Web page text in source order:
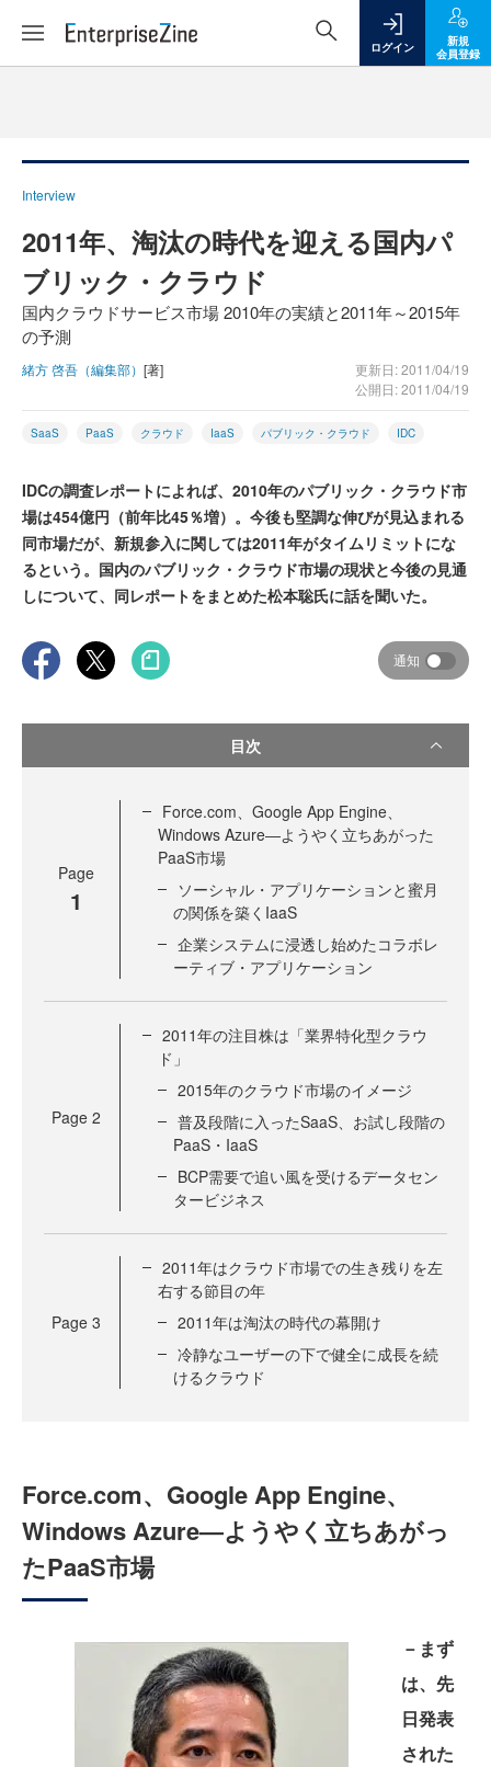
ログイン
新規
会員登録
Interview
2011年、淘汰の時代を迎える国内パ
ブリック・クラウド
国内クラウドサービス市場 2010年の実績と2011年～2015年
の予測
緒方 啓吾（編集部） [著]
更新日: 2011/04/19
公開日: 2011/04/19
SaaS PaaS クラウド IaaS パブリック・クラウド IDC
IDCの調査レポートによれば、2010年のパブリック・クラウド市
場は454億円（前年比45％増）。今後も堅調な伸びが見込まれる
同市場だが、新規参入に関しては2011年がタイムリミットにな
るという。国内のパブリック・クラウド市場の現状と今後の見通
しについて、同レポートをまとめた松本聡氏に話を聞いた。
通知
目次
Page
1
Force.com、Google App Engine、
Windows Azure―ようやく立ちあがった
PaaS市場
ソーシャル・アプリケーションと蜜月
の関係を築くIaaS
企業システムに浸透し始めたコラボレ
ーティブ・アプリケーション
Page 2
2011年の注目株は「業界特化型クラウ
ド」
2015年のクラウド市場のイメージ
普及段階に入ったSaaS、お試し段階の
PaaS・IaaS
BCP需要で追い風を受けるデータセン
タービジネス
Page 3
2011年はクラウド市場での生き残りを左
右する節目の年
2011年は淘汰の時代の幕開け
冷静なユーザーの下で健全に成長を続
けるクラウド
Force.com、Google App Engine、
Windows Azure―ようやく立ちあがっ
たPaaS市場
－まず
は、先
日発表
された